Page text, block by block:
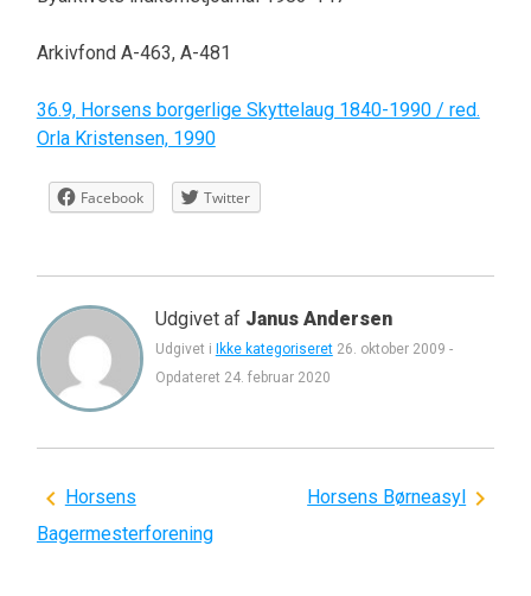
Arkivfond A-463, A-481
36.9, Horsens borgerlige Skyttelaug 1840-1990 / red.
Orla Kristensen, 1990
Facebook Twitter
Udgivet af Janus Andersen
Udgivet i Ikke kategoriseret 26. oktober 2009 -
Opdateret 24. februar 2020
Indlægsnavigation
Horsens
Bagermesterforening
Horsens Børneasyl